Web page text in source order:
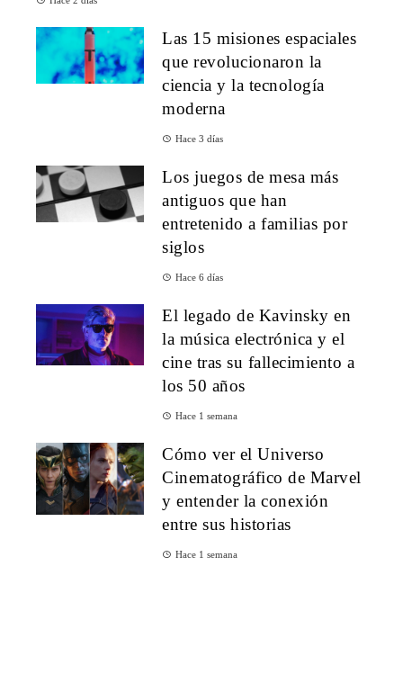
Las 15 misiones espaciales
que revolucionaron la
ciencia y la tecnología
moderna
Hace 3 días
Los juegos de mesa más
antiguos que han
entretenido a familias por
siglos
Hace 6 días
El legado de Kavinsky en
la música electrónica y el
cine tras su fallecimiento a
los 50 años
Hace 1 semana
Cómo ver el Universo
Cinematográfico de Marvel
y entender la conexión
entre sus historias
Hace 1 semana